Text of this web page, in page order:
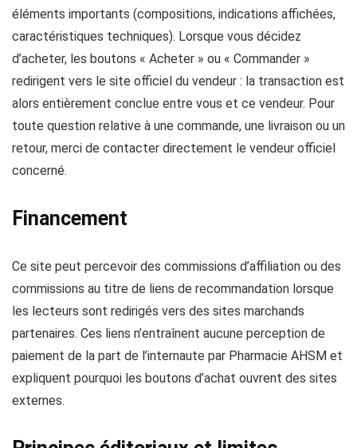
éléments importants (compositions, indications affichées,
caractéristiques techniques). Lorsque vous décidez
d’acheter, les boutons « Acheter » ou « Commander »
redirigent vers le site officiel du vendeur : la transaction est
alors entièrement conclue entre vous et ce vendeur. Pour
toute question relative à une commande, une livraison ou un
retour, merci de contacter directement le vendeur officiel
concerné.
Financement
Ce site peut percevoir des commissions d’affiliation ou des
commissions au titre de liens de recommandation lorsque
les lecteurs sont redirigés vers des sites marchands
partenaires. Ces liens n’entraînent aucune perception de
paiement de la part de l’internaute par Pharmacie AHSM et
expliquent pourquoi les boutons d’achat ouvrent des sites
externes.